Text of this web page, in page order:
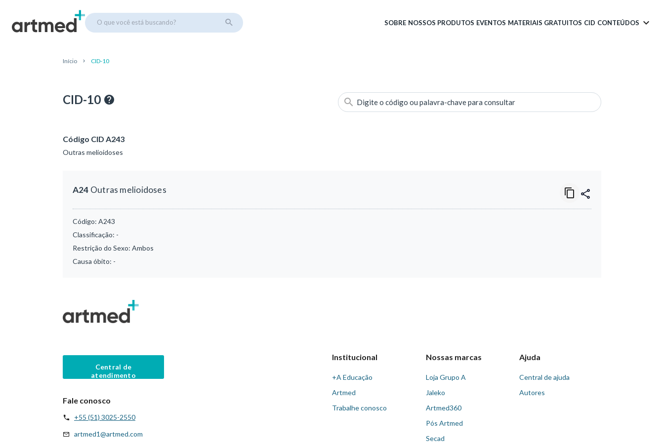
O que você está buscando? SOBRE NOSSOS PRODUTOS EVENTOS MATERIAIS GRATUITOS CID CONTEÚDOS
Início CID-10
CID-10 Digite o código ou palavra-chave para consultar
Código CID A243
Outras melioidoses
A24 Outras melioidoses
Código: A243
Classificação: -
Restrição do Sexo: Ambos
Causa óbito: -
Central de
atendimento
Fale conosco
+55 (51) 3025-2550
artmed1@artmed.com
Institucional
+A Educação
Artmed
Trabalhe conosco
Nossas marcas
Loja Grupo A
Jaleko
Artmed360
Pós Artmed
Secad
Ajuda
Central de ajuda
Autores